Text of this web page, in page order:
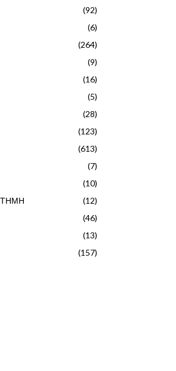
(92)
(6)
(264)
(9)
(16)
(5)
(28)
(123)
(613)
(7)
(10)
(12)
(46)
(13)
(157)